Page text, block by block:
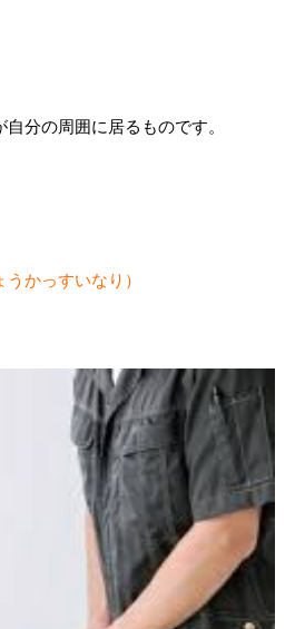
分の周囲に居るものです。
うかっすいなり）